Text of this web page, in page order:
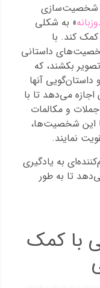
شخصیت‌سازی
» به شکلی
کند. با
داستانی
بکشند، که
آنها
می‌دهد تا با
و مکالمات
این شخصیت‌ها،
نمایند.
به یادگیری
تا به طور
با کمک